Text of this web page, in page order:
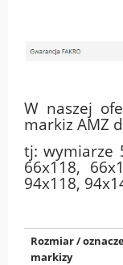
W naszej
markiz AMZ
tj: wymiarze
66x118,
94x118,
Rozmiar /
markizy